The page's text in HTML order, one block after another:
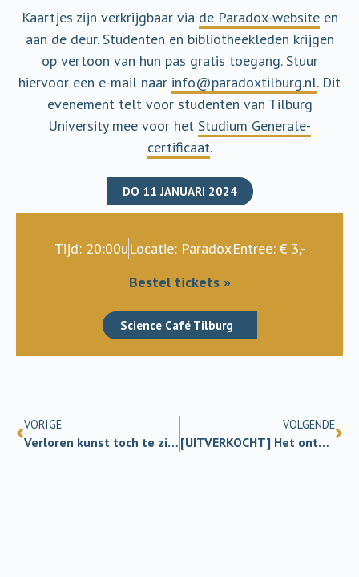
Kaartjes zijn verkrijgbaar via de Paradox-websiteen
aan de deur. Studenten en bibliotheekleden krijgen
op vertoon van hun pas gratis toegang. Stuur
hiervoor een e-mail naar info@paradoxtilburg.nl. Dit
evenement telt voor studenten van Tilburg
University mee voor het Studium Generale-
certificaat.
DO 11 JANUARI 2024
Tijd: 20:00uLocatie: ParadoxEntree: € 3,-
Bestel tickets »
Science Café Tilburg
VORIGE
Verloren kunst toch te zien
VOLGENDE
[UITVERKOCHT] Het ontstaan van de tijd